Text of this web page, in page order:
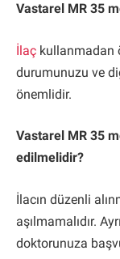
Vastarel MR 35
İlaç kullanmadan
durumunuzu ve
önemlidir.
Vastarel MR 35
edilmelidir?
İlacın düzenli
aşılmamalıdır.
doktorunuza